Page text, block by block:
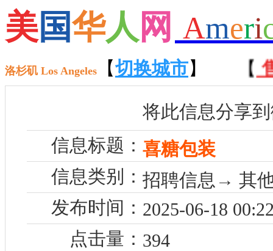
美国华人 网 Ameri
洛杉矶 Los Angeles 【切换城市】
【招聘】 【租房 售
将此信息分享
信息标题： 喜糖包装
信息类别： 招聘信息→ 其
发布时间： 2025-06-18
点击量： 394